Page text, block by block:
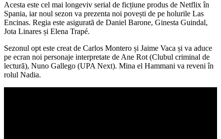
Acesta este cel mai longeviv serial de ficțiune produs de Netflix în
Spania, iar noul sezon va prezenta noi povești de pe holurile Las
Encinas. Regia este asigurată de Daniel Barone, Ginesta Guindal,
Jota Linares și Elena Trapé.
Sezonul opt este creat de Carlos Montero și Jaime Vaca și va aduce
pe ecran noi personaje interpretate de Ane Rot (Clubul criminal de
lectură), Nuno Gallego (UPA Next). Mina el Hammani va reveni în
rolul Nadia.